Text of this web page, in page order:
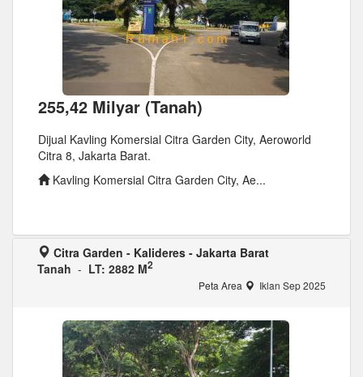
255,42 Milyar (Tanah)
Dijual Kavling Komersial Citra Garden City, Aeroworld
Citra 8, Jakarta Barat.
Kavling Komersial Citra Garden City, Ae...
Citra Garden - Kalideres - Jakarta Barat
Tanah - LT: 2882 M2
Peta Area Iklan Sep 2025